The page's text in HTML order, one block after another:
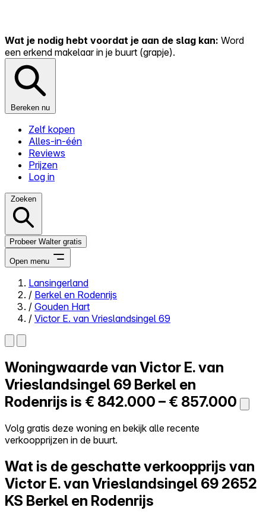
Wat je nodig hebt voordat je aan de slag kan: Word
een erkend makelaar in je buurt (grapje).
Bereken nu
Zelf kopen
Alles-in-één
Reviews
Prijzen
Log in
Zoeken
Probeer Walter gratis
Open menu
Close menu
Zelf kopen
Alles-in-één
Reviews
Prijzen
Log in
Probeer Walter gratis
Lansingerland
/ Berkel en Rodenrijs
/ Gouden Hart
/ Victor E. van Vrieslandsingel 69
Woningwaarde van Victor E. van
Vrieslandsingel 69 Berkel en
Rodenrijs is € 842.000 – € 857.000
Volg gratis deze woning en bekijk alle recente
verkoopprijzen in de buurt.
Wat is de geschatte verkoopprijs van
Victor E. van Vrieslandsingel 69 2652
KS Berkel en Rodenrijs